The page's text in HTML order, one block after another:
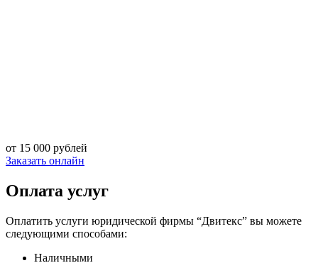
от 15 000 рублей
Заказать онлайн
Оплата услуг
Оплатить услуги юридической фирмы “Двитекс” вы можете
следующими способами:
Наличными